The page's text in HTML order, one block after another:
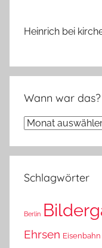
Heinrich bei
Wann war das?
Wann
das?
Schlagwörter
Berlin
Ehrsen Eisenbahn